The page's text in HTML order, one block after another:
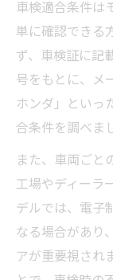
車検適合条件は
単に確認できる
ず、車検証に記
号をもとに、メ
ホンダ」といっ
合条件を調べま
また、車両ごと
工場やディーラ
デルでは、電子
なる場合があり
アが重要視され